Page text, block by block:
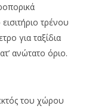
τρένου
για ταξίδια
ανώτατο όριο.
του χώρου